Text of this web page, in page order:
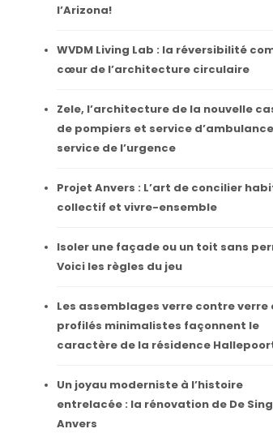
l’Arizona!
WVDM Living Lab : la réversibilité
cœur de l’architecture circulaire
Zele, l’architecture de la nouvelle
de pompiers et service
service de l’urgence
Projet Anvers : L’art de concilier
collectif et vivre-ensemble
Isoler une façade ou un toit sans
Voici les règles du jeu
Les assemblages verre contre verre
profilés minimalistes façonnent le
caractère de la résidence
Un joyau moderniste à l’histoire
entrelacée : la rénovation de De
Anvers